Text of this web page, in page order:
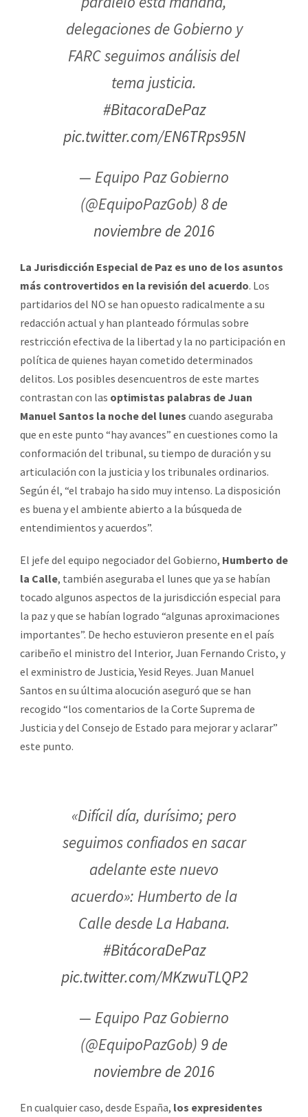
delegaciones de Gobierno y
FARC seguimos análisis del
tema justicia.
#BitacoraDePaz
pic.twitter.com/EN6TRps95N
— Equipo Paz Gobierno
(@EquipoPazGob) 8 de
noviembre de 2016
La Jurisdicción Especial de Paz es uno de los asuntos
más controvertidos en la revisión del acuerdo. Los
partidarios del NO se han opuesto radicalmente a su
redacción actual y han planteado fórmulas sobre
restricción efectiva de la libertad y la no participación en
política de quienes hayan cometido determinados
delitos. Los posibles desencuentros de este martes
contrastan con las optimistas palabras de Juan
Manuel Santos la noche del lunes cuando aseguraba
que en este punto “hay avances” en cuestiones como la
conformación del tribunal, su tiempo de duración y su
articulación con la justicia y los tribunales ordinarios.
Según él, “el trabajo ha sido muy intenso. La disposición
es buena y el ambiente abierto a la búsqueda de
entendimientos y acuerdos”.
El jefe del equipo negociador del Gobierno, Humberto de
la Calle, también aseguraba el lunes que ya se habían
tocado algunos aspectos de la jurisdicción especial para
la paz y que se habían logrado “algunas aproximaciones
importantes”. De hecho estuvieron presente en el país
caribeño el ministro del Interior, Juan Fernando Cristo, y
el exministro de Justicia, Yesid Reyes. Juan Manuel
Santos en su última alocución aseguró que se han
recogido “los comentarios de la Corte Suprema de
Justicia y del Consejo de Estado para mejorar y aclarar”
este punto.
«Difícil día, durísimo; pero
seguimos confiados en sacar
adelante este nuevo
acuerdo»: Humberto de la
Calle desde La Habana.
#BitácoraDePaz
pic.twitter.com/MKzwuTLQP2
— Equipo Paz Gobierno
(@EquipoPazGob) 9 de
noviembre de 2016
En cualquier caso, desde España, los expresidentes